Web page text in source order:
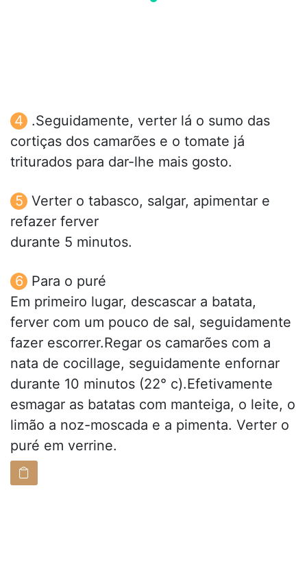
.Seguidamente, verter lá o sumo das
cortiças dos camarões e o tomate já
triturados para dar-lhe mais gosto.
Verter o tabasco, salgar, apimentar e
refazer ferver
durante 5 minutos.
Para o puré
Em primeiro lugar, descascar a batata,
ferver com um pouco de sal, seguidamente
fazer escorrer.Regar os camarões com a
nata de cocillage, seguidamente enfornar
durante 10 minutos (22° c).Efetivamente
esmagar as batatas com manteiga, o leite, o
limão a noz-moscada e a pimenta. Verter o
puré em verrine.